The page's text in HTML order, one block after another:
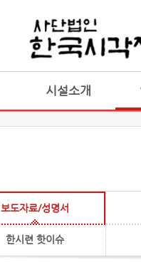
시설소개
보도자료/성명서
한시련 핫이슈